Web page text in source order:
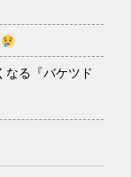
なる『バケツド